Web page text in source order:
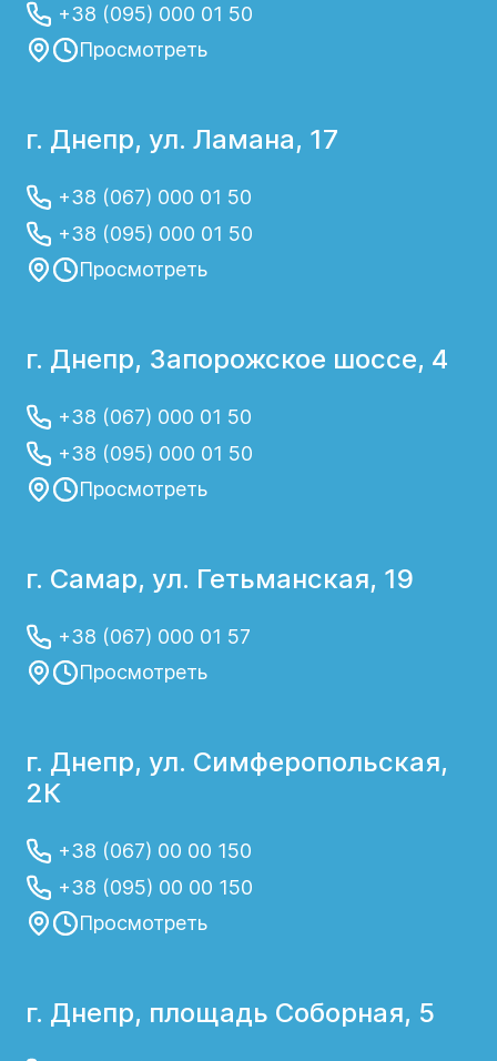
+38 (095) 000 01 50
Просмотреть
г. Днепр, ул. Ламана, 17
+38 (067) 000 01 50
+38 (095) 000 01 50
Просмотреть
г. Днепр, Запорожское шоссе, 4
+38 (067) 000 01 50
+38 (095) 000 01 50
Просмотреть
г. Самар, ул. Гетьманская, 19
+38 (067) 000 01 57
Просмотреть
г. Днепр, ул. Симферопольская,
2К
+38 (067) 00 00 150
+38 (095) 00 00 150
Просмотреть
г. Днепр, площадь Соборная, 5